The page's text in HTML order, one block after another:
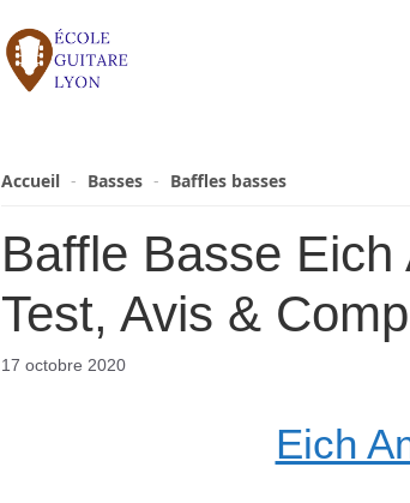
Accueil - Basses - Baffles basses
Baffle Basse
Test, Avis &
17 octobre 2020
Eich